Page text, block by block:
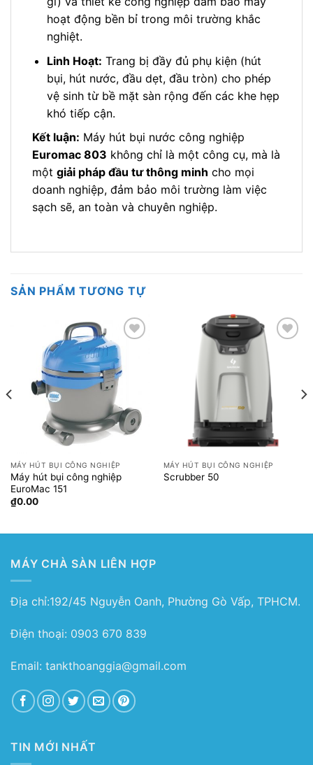
hoạt động bền bỉ trong môi trường khắc
nghiệt.
Linh Hoạt: Trang bị đầy đủ phụ kiện (hút
bụi, hút nước, đầu dẹt, đầu tròn) cho phép
vệ sinh từ bề mặt sàn rộng đến các khe hẹp
khó tiếp cận.
Kết luận: Máy hút bụi nước công nghiệp
Euromac 803 không chỉ là một công cụ, mà là
một giải pháp đầu tư thông minh cho mọi
doanh nghiệp, đảm bảo môi trường làm việc
sạch sẽ, an toàn và chuyên nghiệp.
SẢN PHẨM TƯƠNG TỰ
Add to
wishlist
MÁY HÚT BỤI CÔNG NGHIỆP
Máy hút bụi công nghiệp
EuroMac 151
₫0.00
wishlist
MÁY HÚT BỤI CÔNG NGHIỆP
Scrubber 50
MÁY CHÀ SÀN LIÊN HỢP
Địa chỉ:192/45 Nguyễn Oanh, Phường Gò Vấp, TPHCM.
Điện thoại: 0903 670 839
Email: tankthoanggia@gmail.com
TIN MỚI NHẤT